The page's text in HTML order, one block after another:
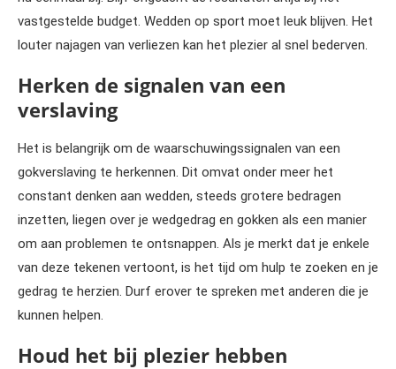
vastgestelde budget. Wedden op sport moet leuk blijven. Het
louter najagen van verliezen kan het plezier al snel bederven.
Herken de signalen van een
verslaving
Het is belangrijk om de waarschuwingssignalen van een
gokverslaving te herkennen. Dit omvat onder meer het
constant denken aan wedden, steeds grotere bedragen
inzetten, liegen over je wedgedrag en gokken als een manier
om aan problemen te ontsnappen. Als je merkt dat je enkele
van deze tekenen vertoont, is het tijd om hulp te zoeken en je
gedrag te herzien. Durf erover te spreken met anderen die je
kunnen helpen.
Houd het bij plezier hebben